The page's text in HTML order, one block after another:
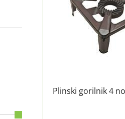
Plinski gorilnik 4